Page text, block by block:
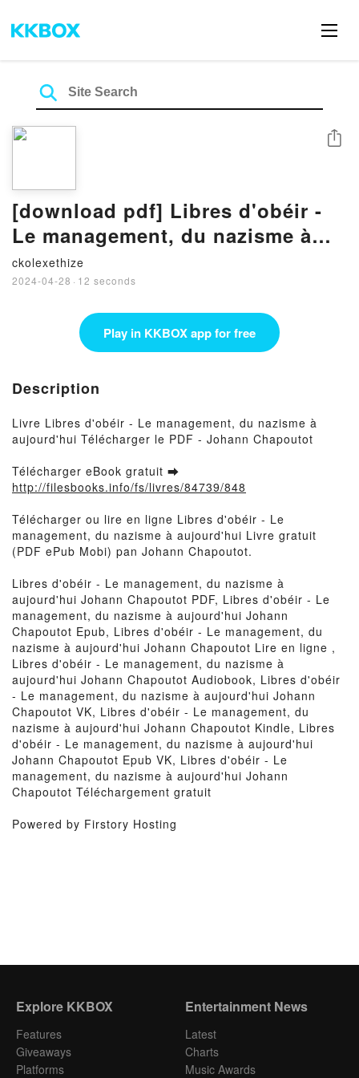
[download pdf] Libres d'obéir -
Le management, du nazisme à
aujourd'hui
ckolexethize
2024-04-28 · 12 seconds
Share
Play in KKBOX app for free
Description
Livre Libres d'obéir - Le management, du nazisme à
aujourd'hui Télécharger le PDF - Johann Chapoutot
Télécharger eBook gratuit ➡
http://filesbooks.info/fs/livres/84739/848
Télécharger ou lire en ligne Libres d'obéir - Le
management, du nazisme à aujourd'hui Livre gratuit
(PDF ePub Mobi) pan Johann Chapoutot.
Libres d'obéir - Le management, du nazisme à
aujourd'hui Johann Chapoutot PDF, Libres d'obéir - Le
management, du nazisme à aujourd'hui Johann
Chapoutot Epub, Libres d'obéir - Le management, du
nazisme à aujourd'hui Johann Chapoutot Lire en ligne ,
Libres d'obéir - Le management, du nazisme à
aujourd'hui Johann Chapoutot Audiobook, Libres d'obéir
- Le management, du nazisme à aujourd'hui Johann
Chapoutot VK, Libres d'obéir - Le management, du
nazisme à aujourd'hui Johann Chapoutot Kindle, Libres
d'obéir - Le management, du nazisme à aujourd'hui
Johann Chapoutot Epub VK, Libres d'obéir - Le
management, du nazisme à aujourd'hui Johann
Chapoutot Téléchargement gratuit
Powered by Firstory Hosting
Explore KKBOX
Features
Giveaways
Platforms
Entertainment News
Latest
Charts
Music Awards